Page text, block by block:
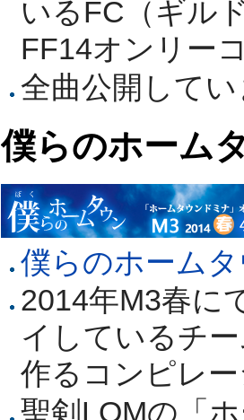
いるFC（ギル
FF14オンリー
全曲公開して
僕らのホーム
僕らのホーム
2014年M3春に
イしているチ
作るコンピレ
聖剣LOMの「